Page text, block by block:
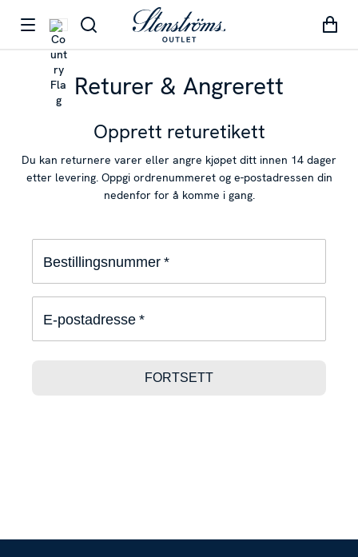
Returer & Angrerett
Opprett returetikett
Du kan returnere varer eller angre kjøpet ditt innen 14 dager
etter levering. Oppgi ordrenummeret og e-postadressen din
nedenfor for å komme i gang.